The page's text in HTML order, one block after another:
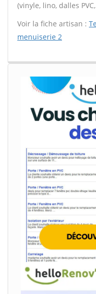
(vinyle, lino, dalles
Voir la fiche artisan :
menuiserie 2